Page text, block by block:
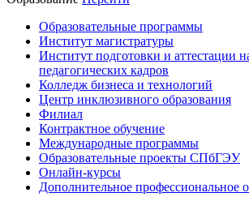
Образовательные программы
Институт магистратуры
Институт подготовки и аттестации
педагогических кадров
Колледж бизнеса и технологий
Центр инклюзивного образования
Филиал
Контрактное обучение
Международные программы
Образовательные проекты СПбГЭУ
Онлайн-курсы
Дополнительное профессиональное